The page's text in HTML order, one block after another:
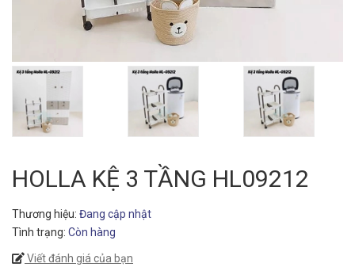
HOLLA KỆ 3 TẦNG HL09212
Thương hiệu: Đang cập nhật
Tình trạng: Còn hàng
Viết đánh giá của bạn